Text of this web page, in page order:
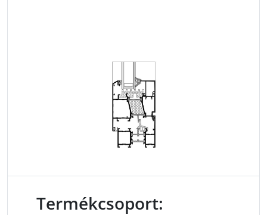
Termékcsoport: